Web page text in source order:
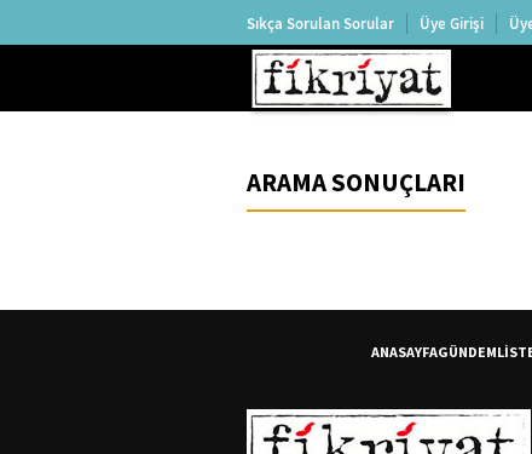
Sıkça Sorulan Sorular Üye Girişi
ARAMA SONUÇLARI
ANASAYFAGÜNDEM